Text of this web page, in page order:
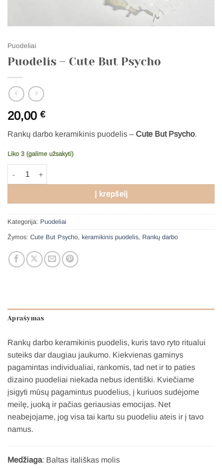
Puodeliai
Puodelis – Cute But Psycho
20,00 €
Rankų darbo keramikinis puodelis – Cute But Psycho.
Liko 3 (galime užsakyti)
Į krepšelį
Kategorija: Puodeliai
Žymos: Cute But Psycho, keramikinis puodelis, Rankų darbo
Aprašymas
Rankų darbo keramikinis puodelis, kuris tavo ryto ritualui
suteiks dar daugiau jaukumo. Kiekvienas gaminys
pagamintas individualiai, rankomis, tad net ir to paties
dizaino puodeliai niekada nebus identiški. Kviečiame
įsigyti mūsų pagamintus puodelius, į kuriuos sudėjome
meilę, juoką ir pačias geriausias emocijas. Net
neabejojame, jog visa tai kartu su puodeliu ateis ir į tavo
namus.
Medžiaga: Baltas itališkas molis